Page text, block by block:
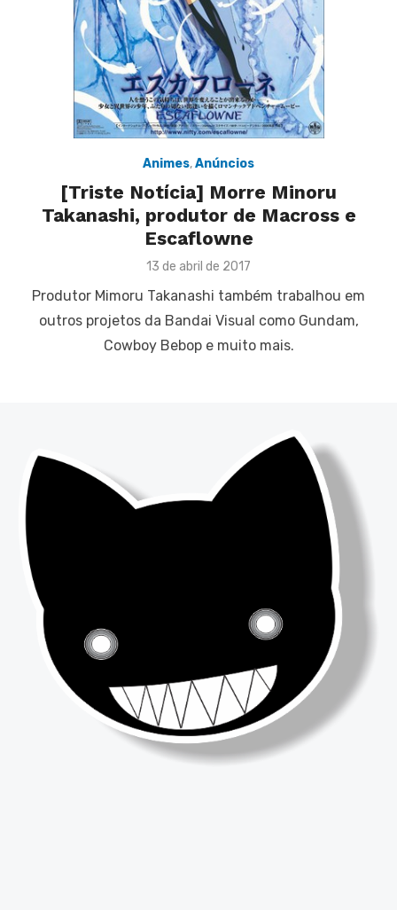
Animes,Anúncios
[Triste Notícia] Morre Minoru
Takanashi, produtor de Macross e
Escaflowne
Posted
13 de abril de 2017
Produtor Mimoru Takanashi também trabalhou em
outros projetos da Bandai Visual como Gundam,
Cowboy Bebop e muito mais.